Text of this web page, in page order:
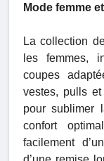
Mode femme
La collection
les femmes,
coupes
vestes, pulls
pour sublimer
confort
facilement